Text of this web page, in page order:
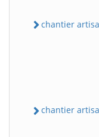
chantier
chantier